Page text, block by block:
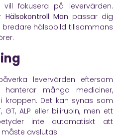
fokusera på levervärden.
Hälsokontroll Man passar dig
bredare hälsobild tillsammans
levervärden eftersom
många mediciner,
kroppen. Det kan synas som
GT, ALP eller bilirubin, men ett
inte automatiskt att
avslutas.